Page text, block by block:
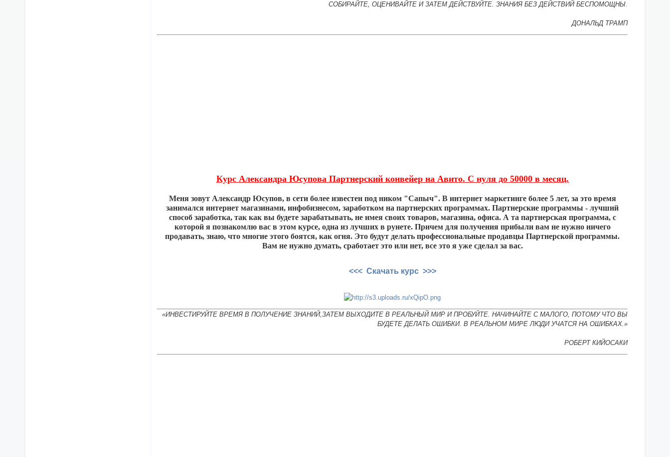
СОБИРАЙТЕ, ОЦЕНИВАЙТЕ И ЗАТЕМ ДЕЙСТВУЙТЕ. ЗНАНИЯ БЕЗ ДЕЙСТВИЙ БЕСПОМОЩНЫ.
ДОНАЛЬД ТРАМП
Курс Александра Юсупова Партнерский конвейер на Авито. С нуля до 50000 в месяц.
Меня зовут Александр Юсупов, в сети более известен под ником "Сапыч". В интернет маркетинге более 5 лет, за это время
занимался интернет магазинами, инфобизнесом, заработком на партнерских программах. Партнерские программы - лучший
способ заработка, так как вы будете зарабатывать, не имея своих товаров, магазина, офиса. А та партнерская программа, с
которой я познакомлю вас в этом курсе, одна из лучших в рунете. Причем для получения прибыли вам не нужно ничего
продавать, знаю, что многие этого боятся, как огня. Это будут делать профессиональные продавцы Партнерской программы.
Вам не нужно думать, сработает это или нет, все это я уже сделал за вас.
<<< Скачать курс >>>
«ИНВЕСТИРУЙТЕ ВРЕМЯ В ПОЛУЧЕНИЕ ЗНАНИЙ,ЗАТЕМ ВЫХОДИТЕ В РЕАЛЬНЫЙ МИР И ПРОБУЙТЕ. НАЧИНАЙТЕ С МАЛОГО, ПОТОМУ ЧТО ВЫ
БУДЕТЕ ДЕЛАТЬ ОШИБКИ. В РЕАЛЬНОМ МИРЕ ЛЮДИ УЧАТСЯ НА ОШИБКАХ.»
РОБЕРТ КИЙОСАКИ